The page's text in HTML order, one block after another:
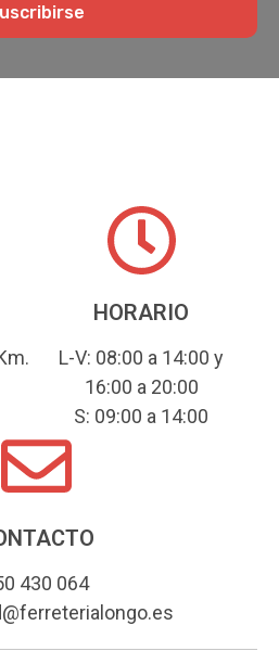
HORARIO
L-V: 08:00 a 14:00 y
16:00 a 20:00
S: 09:00 a 14:00
430 064